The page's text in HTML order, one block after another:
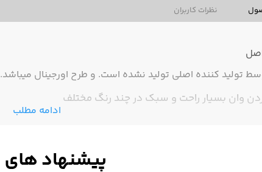
نظرات کاربران
تولید کننده اصلی تولید نشده است. و طرح اورجینال میباشد.
وان بسیار راحت و سبک در چند رنگ مختلف
ادامه مطلب